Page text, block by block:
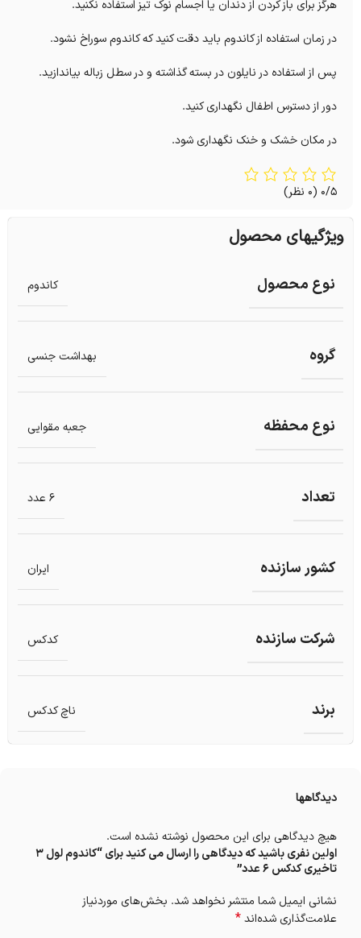
هرگز برای باز کردن از دندان یا اجسام نوک تیز استفاده نکنید.
در زمان استفاده از کاندوم باید دقت کنید که کاندوم سوراخ نشود.
پس از استفاده در نایلون در بسته گذاشته و در سطل زباله بیاندازید.
دور از دسترس اطفال نگهداری کنید.
در مکان خشک و خنک نگهداری شود.
0/5 (0 نظر)
ویژگیهای محصول
نوع محصول کاندوم
گروه بهداشت جنسی
نوع محفظه جعبه مقوایی
تعداد 6 عدد
کشور سازنده ایران
شرکت سازنده کدکس
برند ناچ کدکس
دیدگاهها
هیچ دیدگاهی برای این محصول نوشته نشده است.
اولین نفری باشید که دیدگاهی را ارسال می کنید برای “کاندوم لول 3
تاخیری کدکس 6 عدد”
نشانی ایمیل شما منتشر نخواهد شد. بخش‌های موردنیاز
علامت‌گذاری شده‌اند*